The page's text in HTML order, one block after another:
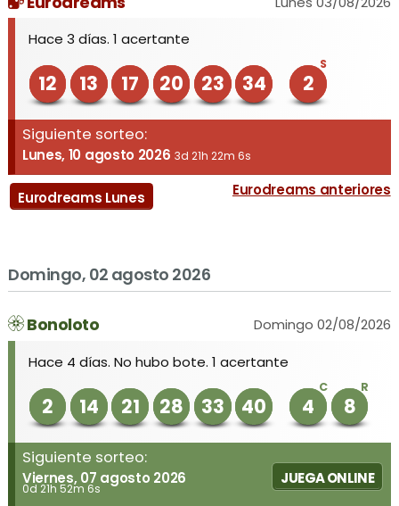
Hace 3 días. 1 acertante
12 13 17 20 23 34
S
2
Siguiente sorteo:
Lunes, 10 agosto 2026 3d 21h 22m 6s
Eurodreams Lunes Eurodreams anteriores
Domingo, 02 agosto 2026
Bonoloto
Domingo 02/08/2026
Hace 4 días. No hubo bote. 1 acertante
2 14 21 28 33 40
C
4
R
8
Siguiente sorteo:
Viernes, 07 agosto 2026
0d 21h 52m 6s
JUEGA ONLINE